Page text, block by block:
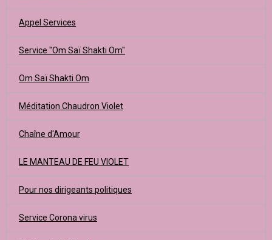
Appel Services
Service "Om Saï Shakti Om"
Om Saï Shakti Om
Méditation Chaudron Violet
Chaîne d'Amour
LE MANTEAU DE FEU VIOLET
Pour nos dirigeants politiques
Service Corona virus